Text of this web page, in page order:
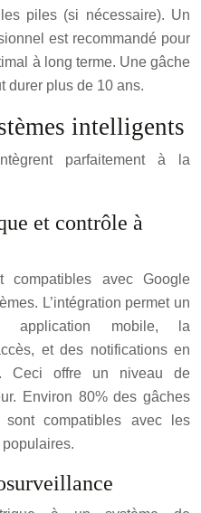
piles (si nécessaire). Un
est recommandé pour
à long terme. Une gâche
durer plus de 10 ans.
intelligents
parfaitement à la
et contrôle à
compatibles avec Google
L’intégration permet un
mobile, la
et des notifications en
Ceci offre un niveau de
Environ 80% des gâches
compatibles avec les